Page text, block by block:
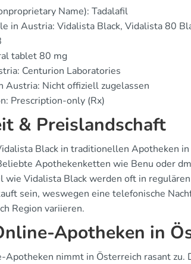
Name): Tadalafil
in Austria: Vidalista Black, Vidalista 80
tablet 80 mg
Centurion Laboratories
Austria: Nicht offiziell zugelassen
Prescription-only (Rx)
& Preislandschaft
Black in traditionellen Apotheken
Apothekenketten wie Benu oder
Vidalista Black werden oft in
sein, weswegen eine telefonische
Region variieren.
Apotheken in
Apotheken nimmt in Österreich rasant zu.